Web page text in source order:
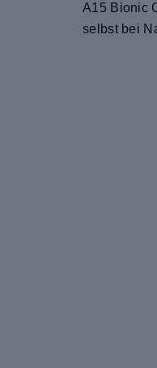
A15 Bionic
selbst bei